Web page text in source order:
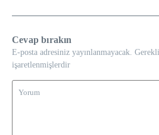
Cevap bırakın
E-posta adresiniz yayınlanmayacak.
işaretlenmişlerdir